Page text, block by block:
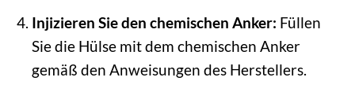
Injizieren Sie den chemischen Anker: Füllen
Sie die Hülse mit dem chemischen Anker
gemäß den Anweisungen des Herstellers.